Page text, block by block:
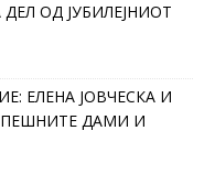
ОД ЈУБИЛЕЈНИОТ
ЕЛЕНА ЈОВЧЕСКА И
ДАМИ И